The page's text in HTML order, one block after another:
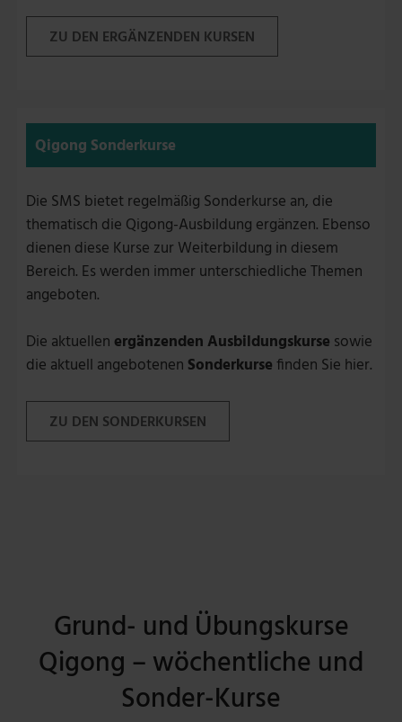
ZU DEN ERGÄNZENDEN KURSEN
Qigong Sonderkurse
Die SMS bietet regelmäßig Sonderkurse an, die
thematisch die Qigong-Ausbildung ergänzen. Ebenso
dienen diese Kurse zur Weiterbildung in diesem
Bereich. Es werden immer unterschiedliche Themen
angeboten.
Die aktuellen ergänzenden Ausbildungskurse sowie
die aktuell angebotenen Sonderkursefinden Sie hier.
ZU DEN SONDERKURSEN
Grund- und Übungskurse
Qigong – wöchentliche und
Sonder-Kurse